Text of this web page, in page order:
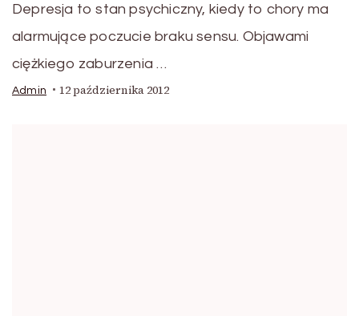
Depresja to stan psychiczny, kiedy to chory ma
alarmujące poczucie braku sensu. Objawami
ciężkiego zaburzenia …
Admin 12 października 2012